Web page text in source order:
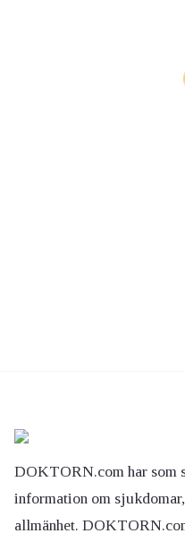
DOKTORN.com har som
information om
allmänhet.